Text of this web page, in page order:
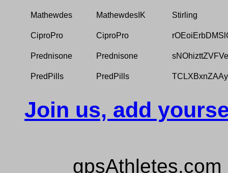
Mathewdes MathewdesIK Stirling
CiproPro CiproPro
Prednisone Prednisone
PredPills PredPills
Join us, add